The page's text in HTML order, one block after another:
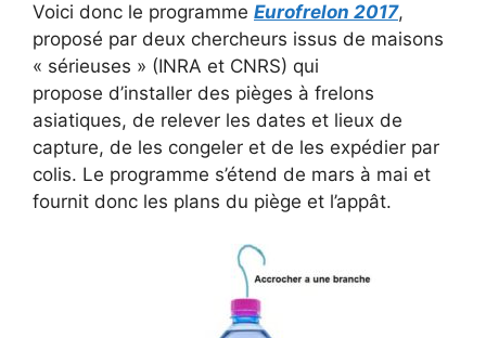
Voici donc le programme Eurofrelon 2017,
proposé par deux chercheurs issus de maisons
« sérieuses » (INRA et CNRS) qui
propose d’installer des pièges à frelons
asiatiques, de relever les dates et lieux de
capture, de les congeler et de les expédier par
colis. Le programme s’étend de mars à mai et
fournit donc les plans du piège et l’appât.